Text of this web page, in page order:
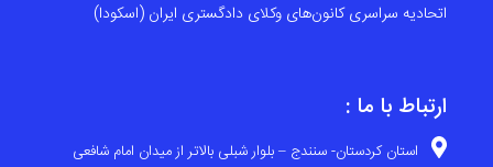
اتحادیه سراسری کانون‌های وکلای دادگستری ایران (اسکودا)
ارتباط با ما :
استان کردستان- سنندج – بلوار شبلی بالاتر از میدان امام شافعی